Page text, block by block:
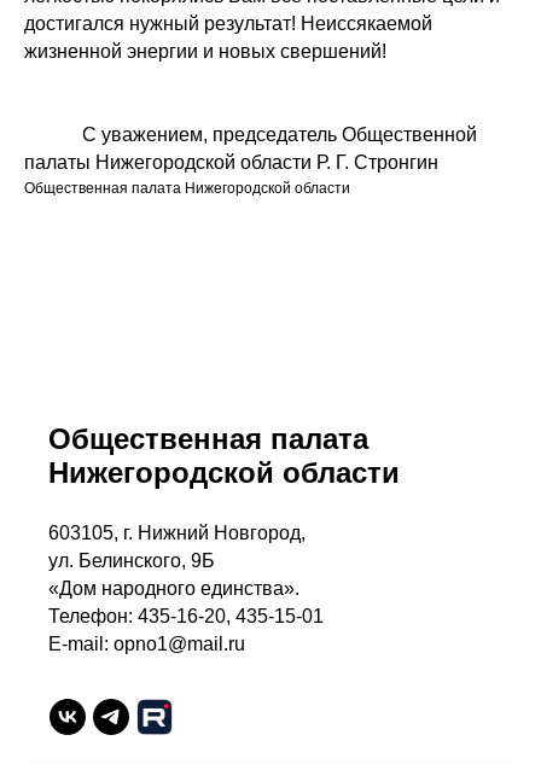
достигался нужный результат! Неиссякаемой
жизненной энергии и новых свершений!
С уважением, председатель Общественной
палаты Нижегородской области Р. Г. Стронгин
Общественная палата Нижегородской области
Общественная палата
Нижегородской области
603105, г. Нижний Новгород,
ул. Белинского, 9Б
«Дом народного единства».
Телефон: 435-16-20, 435-15-01
E-mail: opno1@mail.ru